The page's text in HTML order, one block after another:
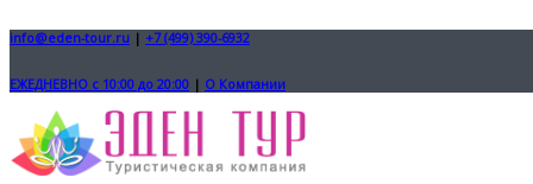
info@eden-tour.ru | +7 (499) 390-6932
ЕЖЕДНЕВНО с 10:00 до 20:00 | О Компании